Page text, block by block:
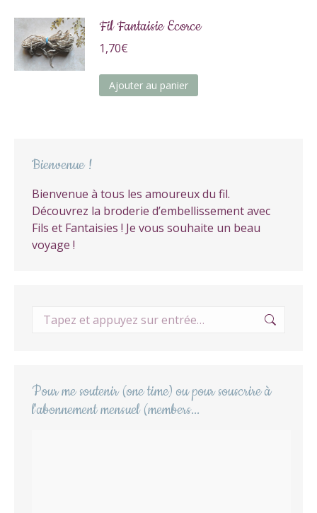
Fil Fantaisie Ecorce
1,70€
Ajouter au panier
Bienvenue !
Bienvenue à tous les amoureux du fil.
Découvrez la broderie d’embellissement avec
Fils et Fantaisies ! Je vous souhaite un beau
voyage !
Recherche
Pour me soutenir (one time) ou pour souscrire à
l'abonnement mensuel (members...